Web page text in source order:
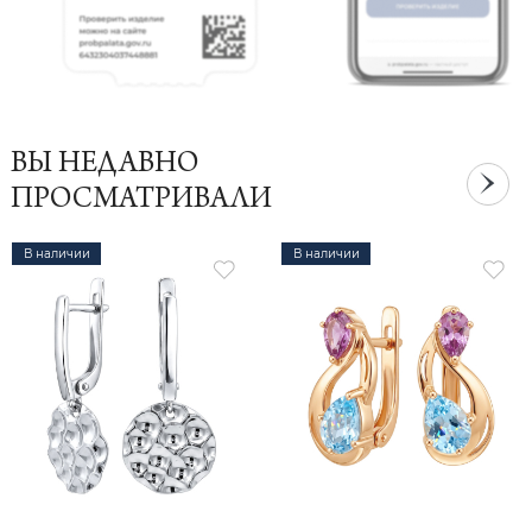
ВЫ НЕДАВНО
ПРОСМАТРИВАЛИ
В наличии В наличии